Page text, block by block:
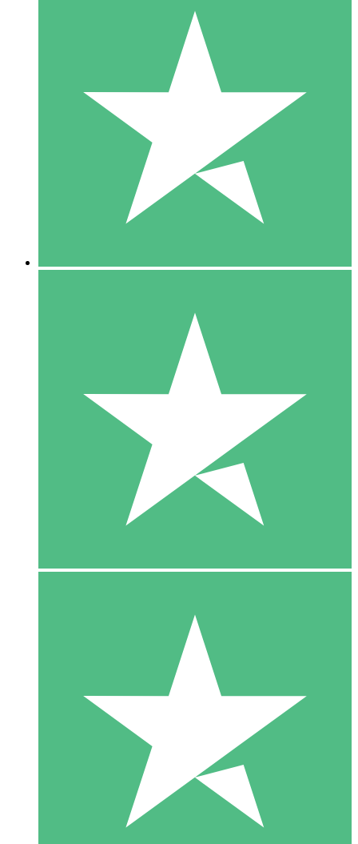
Packs de Crédits Individuels
Payez à l'utilisation avec des crédits de téléchargement. Sans
1 Téléchargement
10 00
10 Téléchargements
20 00